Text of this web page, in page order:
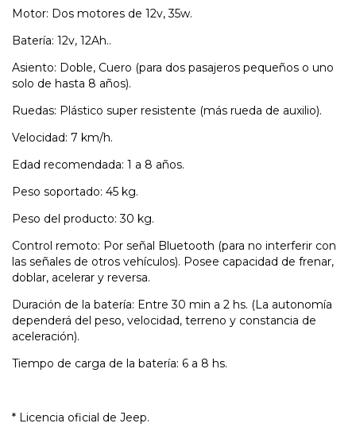
Motor: Dos motores de 12v, 35w.
Batería: 12v, 12Ah..
Asiento: Doble, Cuero (para dos pasajeros pequeños o uno
solo de hasta 8 años).
Ruedas: Plástico super resistente (más rueda de auxilio).
Velocidad: 7 km/h.
Edad recomendada: 1 a 8 años.
Peso soportado: 45 kg.
Peso del producto: 30 kg.
Control remoto: Por señal Bluetooth (para no interferir con
las señales de otros vehículos). Posee capacidad de frenar,
doblar, acelerar y reversa.
Duración de la batería: Entre 30 min a 2 hs. (La autonomía
dependerá del peso, velocidad, terreno y constancia de
aceleración).
Tiempo de carga de la batería: 6 a 8 hs.
* Licencia oficial de Jeep.